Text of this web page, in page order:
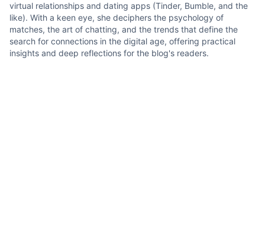
virtual relationships and dating apps (Tinder, Bumble, and the
like). With a keen eye, she deciphers the psychology of
matches, the art of chatting, and the trends that define the
search for connections in the digital age, offering practical
insights and deep reflections for the blog's readers.